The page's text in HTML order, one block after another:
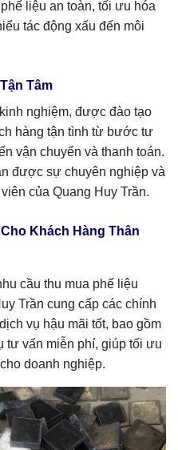
liệu an toàn, tối ưu hóa
tác động xấu đến môi
Tâm
nghiệm, được đào tạo
hàng tận tình từ bước tư
vận chuyển và thanh toán.
được sự chuyên nghiệp và
của Quang Huy Trần.
Khách Hàng Thân
cầu thu mua phế liệu
Trần cung cấp các chính
vụ hậu mãi tốt, bao gồm
tư vấn miễn phí, giúp tối ưu
doanh nghiệp.